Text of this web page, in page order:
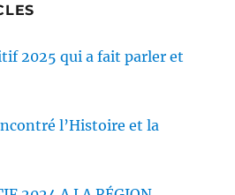
2025 qui a fait parler et
l’Histoire et la